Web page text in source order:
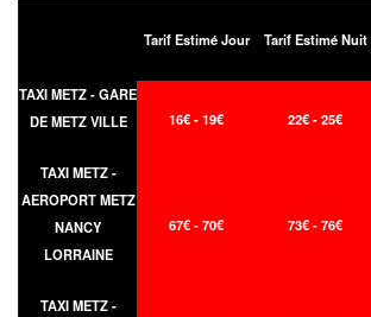
Tarif Estimé Jour Tarif Estimé Nuit
TAXI METZ - GARE
DE METZ VILLE
16€ - 19€ 22€ - 25€
TAXI METZ -
AEROPORT METZ
NANCY
LORRAINE
67€ - 70€ 73€ - 76€
TAXI METZ -